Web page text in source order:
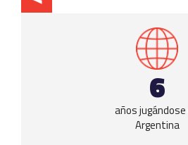
6
años jugándose
Argentina